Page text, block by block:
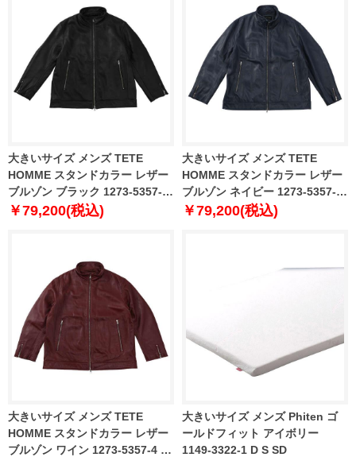
大きいサイズ メンズ TETE
HOMME スタンドカラー レザー
ブルゾン ブラック 1273-5357-2
3L 4L 5L 6L
￥79,200(税込)
大きいサイズ メンズ TETE
HOMME スタンドカラー レザー
ブルゾン ネイビー 1273-5357-3
3L 4L 5L 6L
￥79,200(税込)
大きいサイズ メンズ TETE
HOMME スタンドカラー レザー
ブルゾン ワイン 1273-5357-4 3L
大きいサイズ メンズ Phiten ゴ
ールドフィット アイボリー
1149-3322-1 D S SD